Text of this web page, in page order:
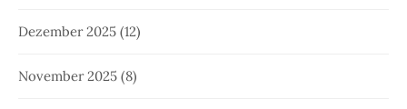
Dezember 2025 (12)
November 2025 (8)